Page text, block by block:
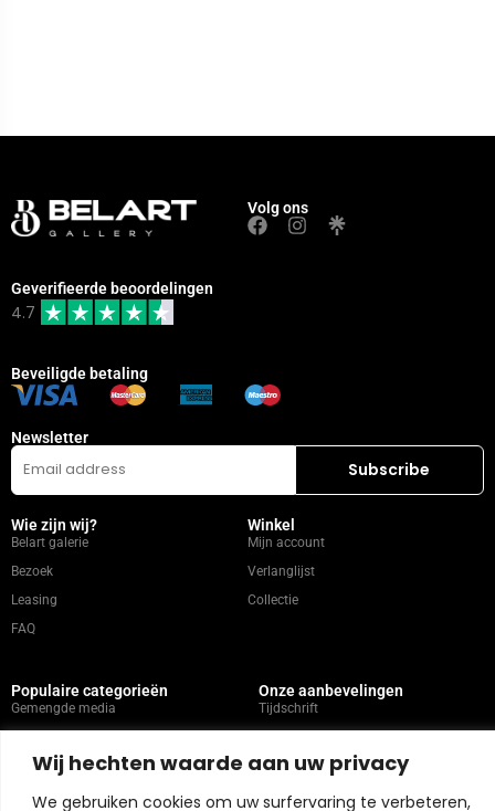
Wij hechten waarde aan uw privacy
We gebruiken cookies om uw surfervaring te verbeteren,
Volg ons
Geverifieerde beoordelingen
4.7
Beveiligde betaling
Newsletter
Wie zijn wij?
Belart galerie
Bezoek
Leasing
FAQ
Winkel
Mijn account
Verlanglijst
Collectie
Populaire categorieën
Gemengde media
Abstract
Portret
Onze aanbevelingen
Tijdschrift
Kunstenaars